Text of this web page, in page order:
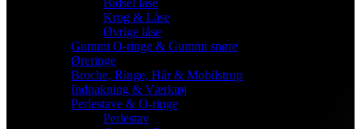
Bidsel låse
Krog & Låse
Øvrige låse
Gummi O-ringe & Gummi snøre
Øreringe
Broche, Ringe, Hår & Mobilstrop
Indpakning & Værktøj
Perlestave & O-ringe
Perlestav